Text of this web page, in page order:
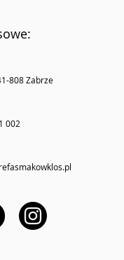
808 Zabrze
002